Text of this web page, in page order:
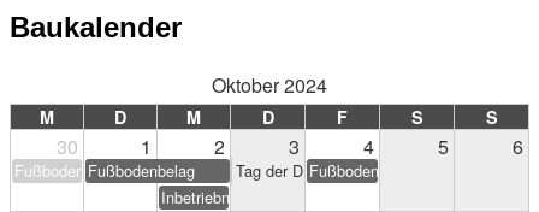
Baukalender
Oktober 2024
M D M D F S S
30 1 2 3 4 5 6
FußbodenbelagFußbodenbelag Tag der Deutschen Einheit
Fußbodenbelag
Inbetriebnahme PV-Anlage